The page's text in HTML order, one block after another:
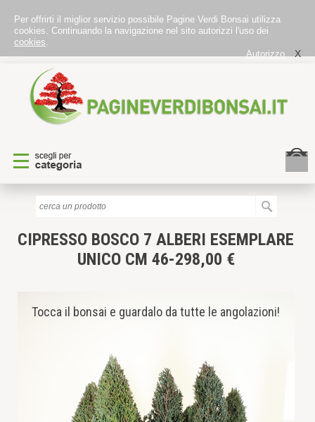
Per offrirti il miglior servizio possibile Pagine Verdi Bonsai utilizza
cookies. Continuando la navigazione nel sito autorizzi l'uso dei
cookies.
Autorizzo
X
CIPRESSO BOSCO 7 ALBERI ESEMPLARE
UNICO CM 46-298,00 €
Tocca il bonsai e guardalo da tutte le angolazioni!